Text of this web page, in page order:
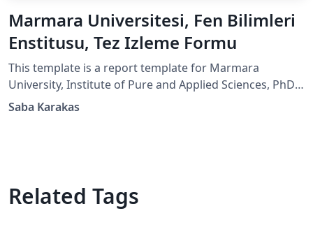
Marmara Universitesi, Fen Bilimleri
Enstitusu, Tez Izleme Formu
This template is a report template for Marmara
University, Institute of Pure and Applied Sciences, PhD
Thesis Monitoring Report. It is in Turkish! Feel free to
Saba Karakas
Related Tags